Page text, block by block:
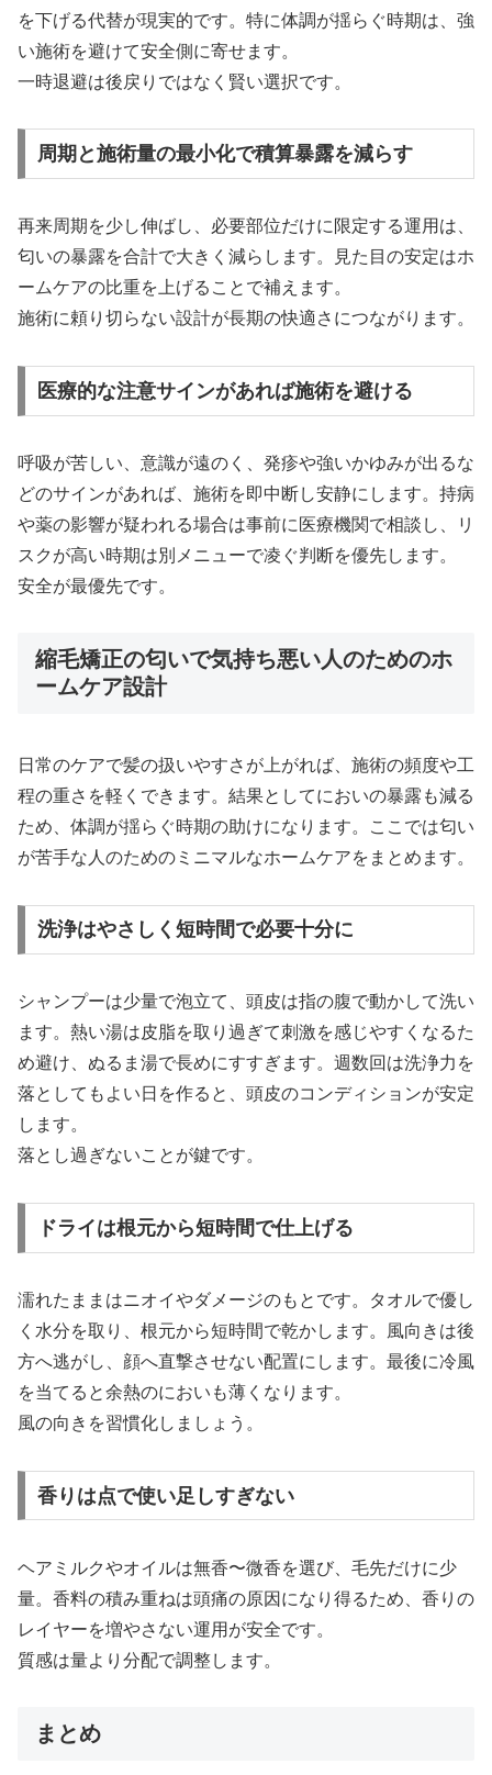
を下げる代替が現実的です。特に体調が揺らぐ時期は、強
い施術を避けて安全側に寄せます。
一時退避は後戻りではなく賢い選択です。
周期と施術量の最小化で積算暴露を減らす
再来周期を少し伸ばし、必要部位だけに限定する運用は、
匂いの暴露を合計で大きく減らします。見た目の安定はホ
ームケアの比重を上げることで補えます。
施術に頼り切らない設計が長期の快適さにつながります。
医療的な注意サインがあれば施術を避ける
呼吸が苦しい、意識が遠のく、発疹や強いかゆみが出るな
どのサインがあれば、施術を即中断し安静にします。持病
や薬の影響が疑われる場合は事前に医療機関で相談し、リ
スクが高い時期は別メニューで凌ぐ判断を優先します。
安全が最優先です。
縮毛矯正の匂いで気持ち悪い人のためのホ
ームケア設計
日常のケアで髪の扱いやすさが上がれば、施術の頻度や工
程の重さを軽くできます。結果としてにおいの暴露も減る
ため、体調が揺らぐ時期の助けになります。ここでは匂い
が苦手な人のためのミニマルなホームケアをまとめます。
洗浄はやさしく短時間で必要十分に
シャンプーは少量で泡立て、頭皮は指の腹で動かして洗い
ます。熱い湯は皮脂を取り過ぎて刺激を感じやすくなるた
め避け、ぬるま湯で長めにすすぎます。週数回は洗浄力を
落としてもよい日を作ると、頭皮のコンディションが安定
します。
落とし過ぎないことが鍵です。
ドライは根元から短時間で仕上げる
濡れたままはニオイやダメージのもとです。タオルで優し
く水分を取り、根元から短時間で乾かします。風向きは後
方へ逃がし、顔へ直撃させない配置にします。最後に冷風
を当てると余熱のにおいも薄くなります。
風の向きを習慣化しましょう。
香りは点で使い足しすぎない
ヘアミルクやオイルは無香〜微香を選び、毛先だけに少
量。香料の積み重ねは頭痛の原因になり得るため、香りの
レイヤーを増やさない運用が安全です。
質感は量より分配で調整します。
まとめ